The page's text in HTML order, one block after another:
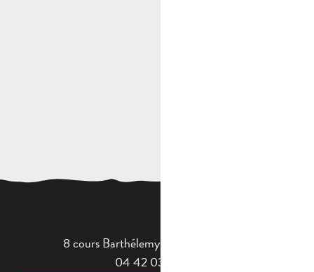
8 cours Barthélemy - 13400 Aubagne
04 42 03 49 98